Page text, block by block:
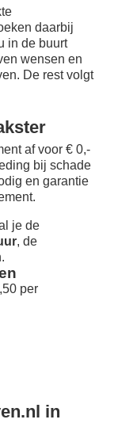
daarbij
in de buurt
wensen en
De rest volgt
af voor € 0,-
bij schade
en garantie
je de
, de
per
in